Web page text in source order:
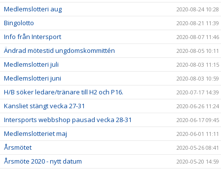
Medlemslotteri aug 2020-08-24 10:28
Bingolotto 2020-08-21 11:39
Info från Intersport 2020-08-07 11:46
Ändrad mötestid ungdomskommittén 2020-08-05 10:11
Medlemslotteri juli 2020-08-03 11:15
Medlemslotteri juni 2020-08-03 10:59
H/B söker ledare/tränare till H2 och P16. 2020-07-17 14:39
Kansliet stängt vecka 27-31 2020-06-26 11:24
Intersports webbshop pausad vecka 28-31 2020-06-17 09:45
Medlemslotteriet maj 2020-06-01 11:11
Årsmötet 2020-05-26 08:41
Årsmöte 2020 - nytt datum
2020-05-20 14:59